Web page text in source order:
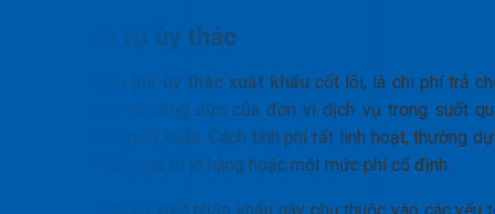
Phí dịch vụ ủy thác
phí ủy thác xuất khẩu cốt lõi, là chi phí trả
chuyên môn và công sức của đơn vị dịch vụ trong suốt
trình ủy thác xuất khẩu. Cách tính phí rất linh hoạt, thường
trên phần trăm giá trị lô hàng hoặc một mức phí cố định.